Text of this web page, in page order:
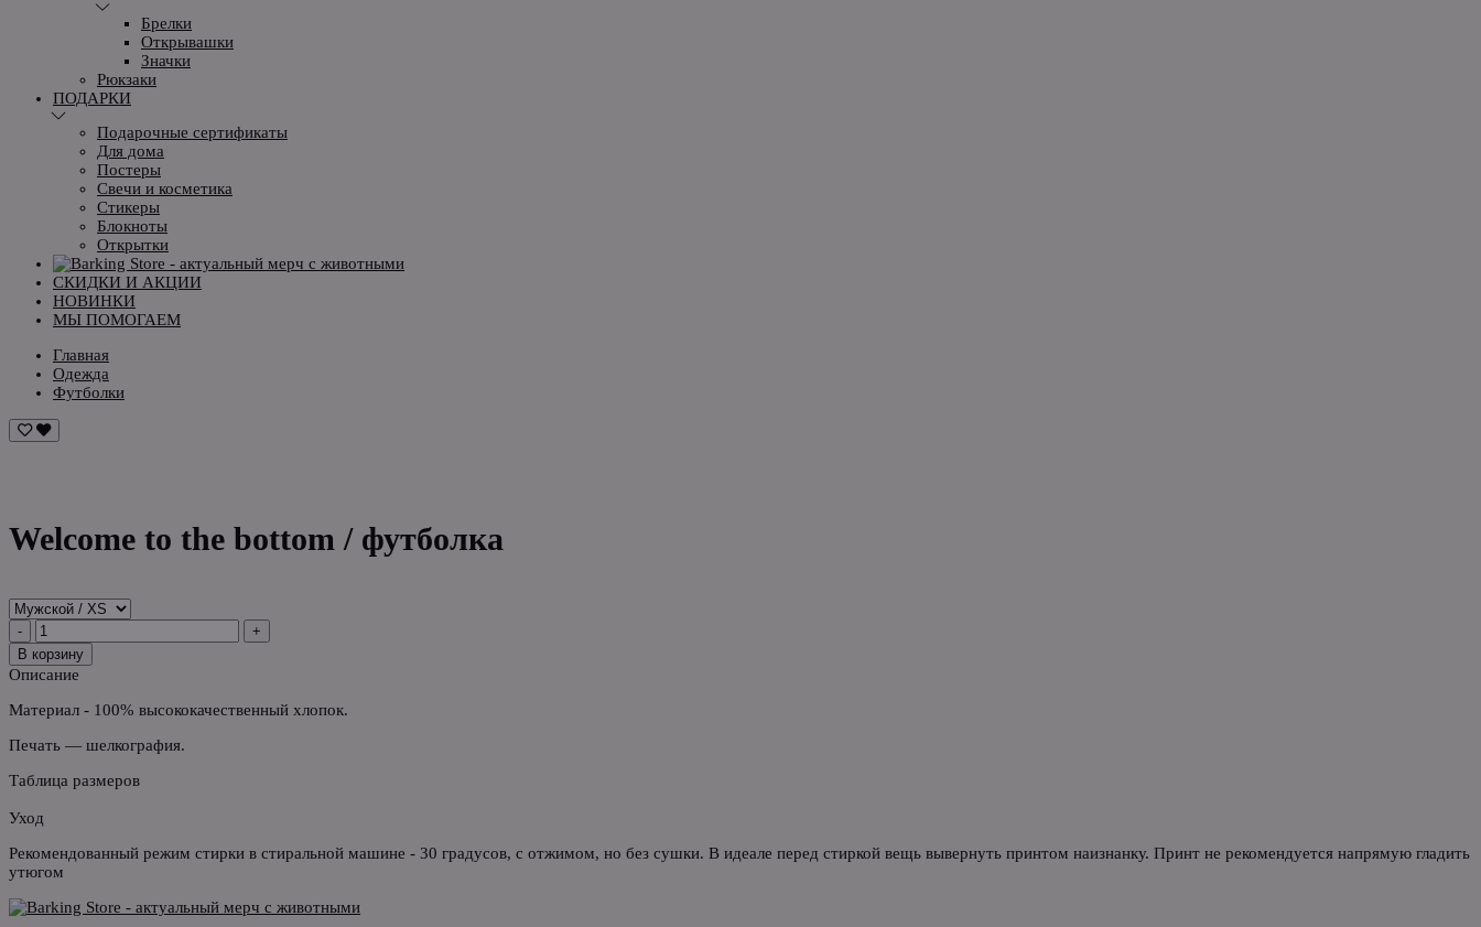
Брелки
Открывашки
Значки
Рюкзаки
ПОДАРКИ
Подарочные сертификаты
Для дома
Постеры
Свечи и косметика
Стикеры
Блокноты
Открытки
СКИДКИ И АКЦИИ
НОВИНКИ
МЫ ПОМОГАЕМ
Главная
Одежда
Футболки
Welcome to the bottom / футболка
-
+
В корзину
Описание
Материал - 100% высококачественный хлопок.
Печать — шелкография.
Таблица размеров
Уход
Рекомендованный режим стирки в стиральной машине - 30 градусов, с отжимом, но без сушки. В идеале перед стиркой вещь вывернуть принтом наизнанку. Принт не рекомендуется напрямую гладить
утюгом